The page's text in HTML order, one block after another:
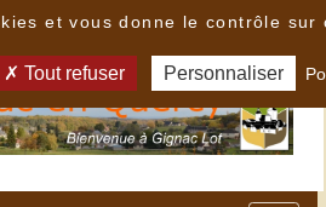
et vous donne le contrôle sur
Tout refuser Personnaliser